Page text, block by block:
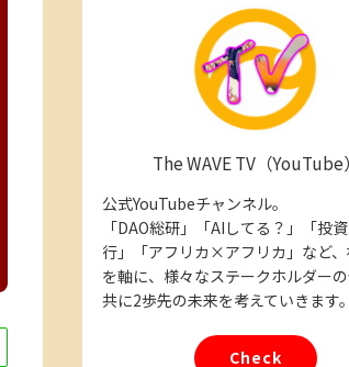
The WAVE TV（YouTube）
公式YouTubeチャンネル。
「DAO総研」「AIしてる？」「投
行」「アフリカ×アフリカ」など
を軸に、様々なステークホルダー
共に2歩先の未来を考えていきます。
Check